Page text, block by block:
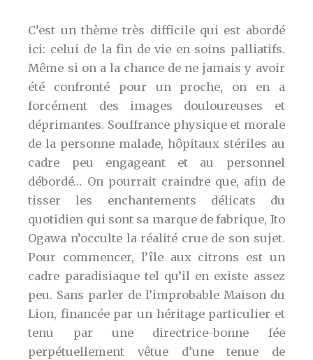
C’est un thème très difficile qui est abordé
ici: celui de la fin de vie en soins palliatifs.
Même si on a la chance de ne jamais y avoir
été confronté pour un proche, on en a
forcément des images douloureuses et
déprimantes. Souffrance physique et morale
de la personne malade, hôpitaux stériles au
cadre peu engageant et au personnel
débordé… On pourrait craindre que, afin de
tisser les enchantements délicats du
quotidien qui sont sa marque de fabrique, Ito
Ogawa n’occulte la réalité crue de son sujet.
Pour commencer, l’île aux citrons est un
cadre paradisiaque tel qu’il en existe assez
peu. Sans parler de l’improbable Maison du
Lion, financée par un héritage particulier et
tenu par une directrice-bonne fée
perpétuellement vêtue d’une tenue de